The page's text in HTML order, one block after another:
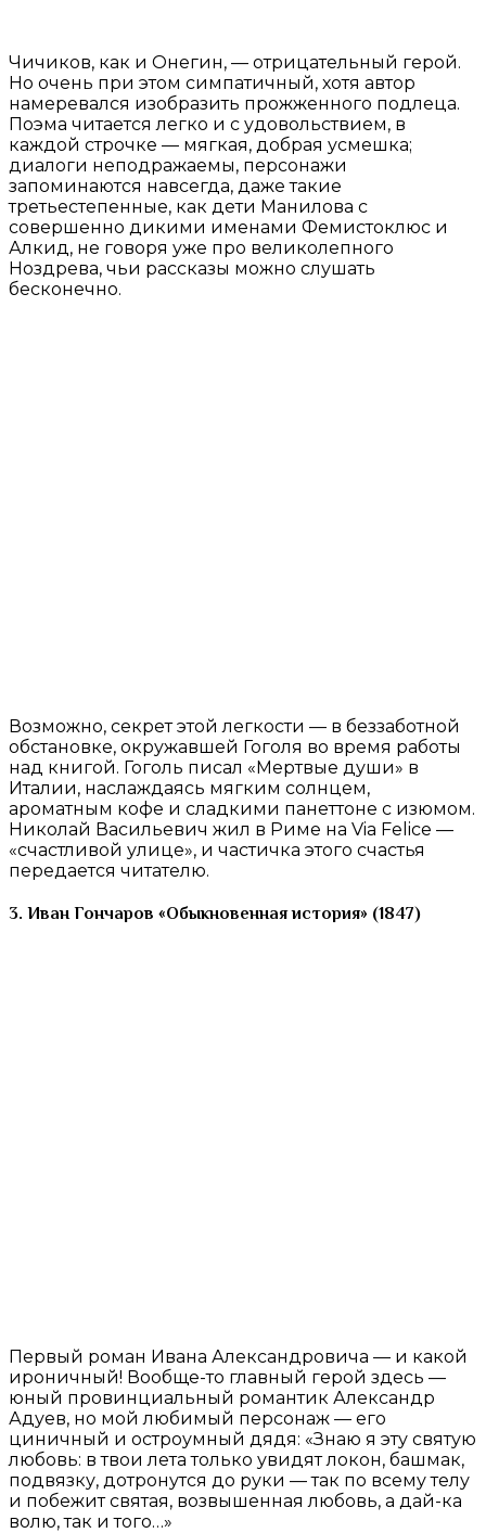
Чичиков, как и Онегин, — отрицательный герой.
Но очень при этом симпатичный, хотя автор
намеревался изобразить прожженного подлеца.
Поэма читается легко и с удовольствием, в
каждой строчке — мягкая, добрая усмешка;
диалоги неподражаемы, персонажи
запоминаются навсегда, даже такие
третьестепенные, как дети Манилова с
совершенно дикими именами Фемистоклюс и
Алкид, не говоря уже про великолепного
Ноздрева, чьи рассказы можно слушать
бесконечно.
Возможно, секрет этой легкости — в беззаботной
обстановке, окружавшей Гоголя во время работы
над книгой. Гоголь писал «Мертвые души» в
Италии, наслаждаясь мягким солнцем,
ароматным кофе и сладкими панеттоне с изюмом.
Николай Васильевич жил в Риме на Via Felice —
«счастливой улице», и частичка этого счастья
передается читателю.
3. Иван Гончаров «Обыкновенная история» (1847)
Первый роман Ивана Александровича — и какой
ироничный! Вообще-то главный герой здесь —
юный провинциальный романтик Александр
Адуев, но мой любимый персонаж — его
циничный и остроумный дядя: «Знаю я эту святую
любовь: в твои лета только увидят локон, башмак,
подвязку, дотронутся до руки — так по всему телу
и побежит святая, возвышенная любовь, а дай-ка
волю, так и того…»